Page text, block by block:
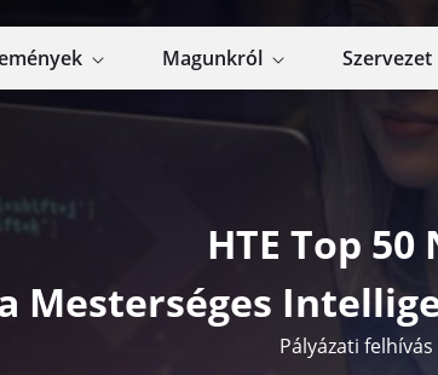
Magunkról Szervezet
HTE Top 50
Mesterséges
Pályázati felhívás